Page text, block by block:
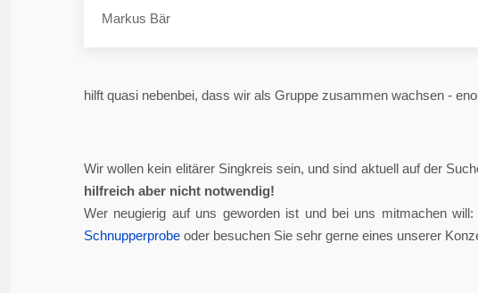
Markus Bär
hilft quasi nebenbei, dass wir als Gruppe zusammen wachsen -
Wir wollen kein elitärer Singkreis sein, und sind aktuell auf der
hilfreich aber nicht notwendig!
Wer neugierig auf uns geworden ist und bei uns mitmachen
Schnupperprobe oder besuchen Sie sehr gerne eines unserer